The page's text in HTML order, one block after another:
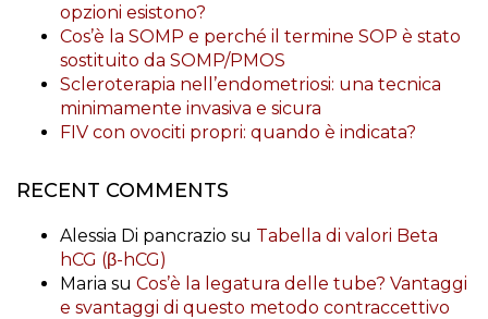
opzioni esistono?
Cos’è la SOMP e perché il termine SOP è stato
sostituito da SOMP/PMOS
Scleroterapia nell’endometriosi: una tecnica
minimamente invasiva e sicura
FIV con ovociti propri: quando è indicata?
RECENT COMMENTS
Alessia Di pancrazio su Tabella di valori Beta
hCG (β-hCG)
Maria su Cos’è la legatura delle tube? Vantaggi
e svantaggi di questo metodo contraccettivo